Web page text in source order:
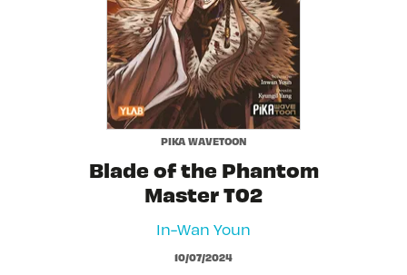
PIKA WAVETOON
Blade of the Phantom
Master T02
In-Wan Youn
10/07/2024